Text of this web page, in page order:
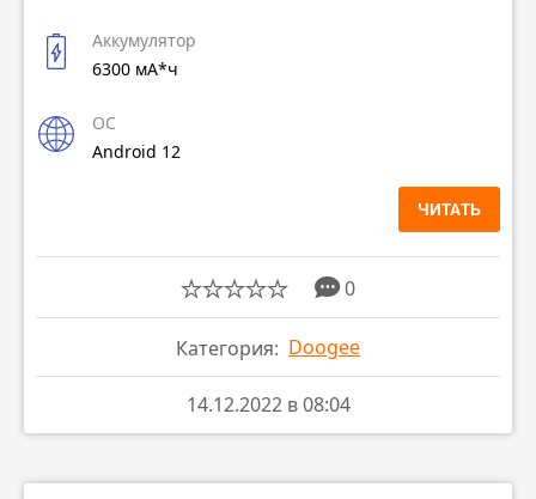
Аккумулятор
6300 мА*ч
ОС
Android 12
ЧИТАТЬ
0
Категория: Doogee
14.12.2022 в 08:04